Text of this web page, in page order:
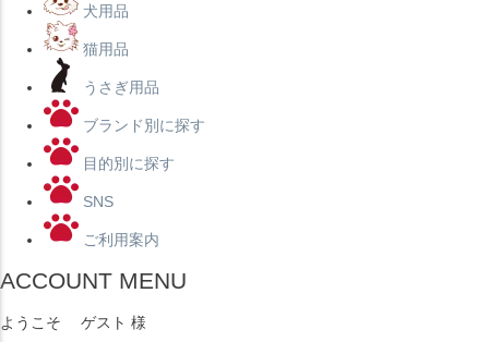
犬用品
猫用品
うさぎ用品
ブランド別に探す
目的別に探す
SNS
ご利用案内
ACCOUNT MENU
ようこそ ゲスト 様